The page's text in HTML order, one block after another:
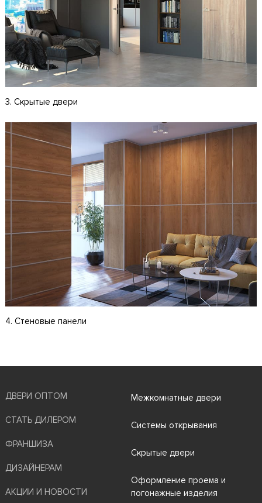
3. Скрытые двери
4. Стеновые панели
ДВЕРИ ОПТОМ
СТАТЬ ДИЛЕРОМ
ФРАНШИЗА
ДИЗАЙНЕРАМ
АКЦИИ И НОВОСТИ
Межкомнатные двери
Системы открывания
Скрытые двери
Оформление проема и
погонажные изделия